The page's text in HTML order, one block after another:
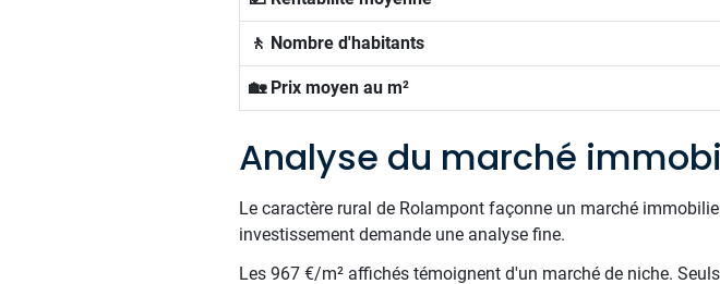
🚶 Nombre d'habitants
🏡 Prix moyen au m²
Analyse du marché
Le caractère rural de Rolampont façonne un marché
investissement demande une analyse fine.
Les 967 €/m² affichés témoignent d'un marché de niche.